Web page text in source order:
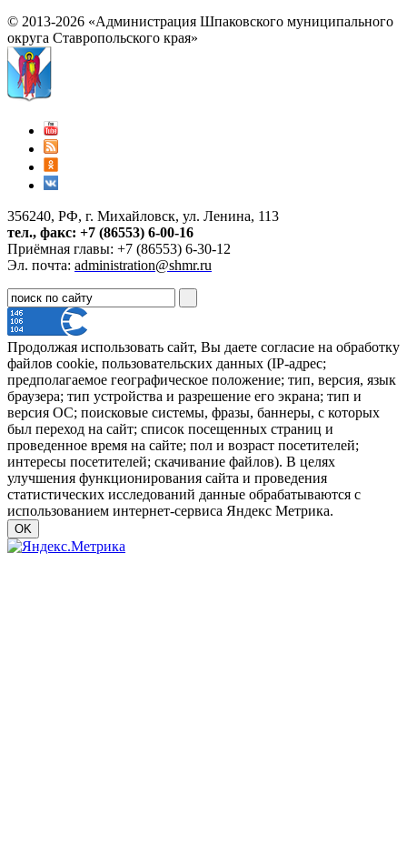
© 2013-2026 «Администрация Шпаковского муниципального
округа Ставропольского края»
356240, РФ, г. Михайловск, ул. Ленина, 113
тел., факс: +7 (86553) 6-00-16
Приёмная главы: +7 (86553) 6-30-12
Эл. почта: administration@shmr.ru
Продолжая использовать сайт, Вы даете согласие на обработку
файлов cookie, пользовательских данных (IP-адрес;
предполагаемое географическое положение; тип, версия, язык
браузера; тип устройства и разрешение его экрана; тип и
версия ОС; поисковые системы, фразы, баннеры, с которых
был переход на сайт; список посещенных страниц и
проведенное время на сайте; пол и возраст посетителей;
интересы посетителей; скачивание файлов). В целях
улучшения функционирования сайта и проведения
статистических исследований данные обрабатываются с
использованием интернет-сервиса Яндекс Метрика.
OK